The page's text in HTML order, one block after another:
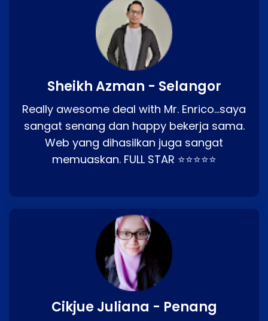
Sheikh Azman - Selangor
Really awesome deal with Mr. Enrico…saya
sangat senang dan happy bekerja sama.
Web yang dihasilkan juga sangat
memuaskan. FULL STAR ⭐⭐⭐⭐⭐
Cikjue Juliana - Penang